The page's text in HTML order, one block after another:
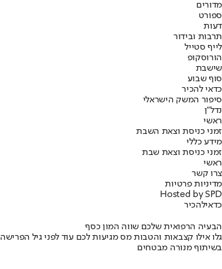
מדורים
ספורט
דעות
תרבות ובידור
לייף סטייל
הורוסקופ
שישבת
סוף שבוע
כדאי להכיר
סיפור המשק הישראלי
נדל"ן
ראשי
זמני כניסת וצאת השבת
מידע כללי
זמני כניסת וצאת שבת
ראשי
צרו קשר
מדיניות פרטיות
Hosted by SPD
כדאילהכיר
הבעיה הרפואית שלכם שווה המון כסף
גלו אילו קצבאות והטבות מס מגיעות לכם עוד לפני גיל הפרישה
בשיתוף מנורה מבטחים